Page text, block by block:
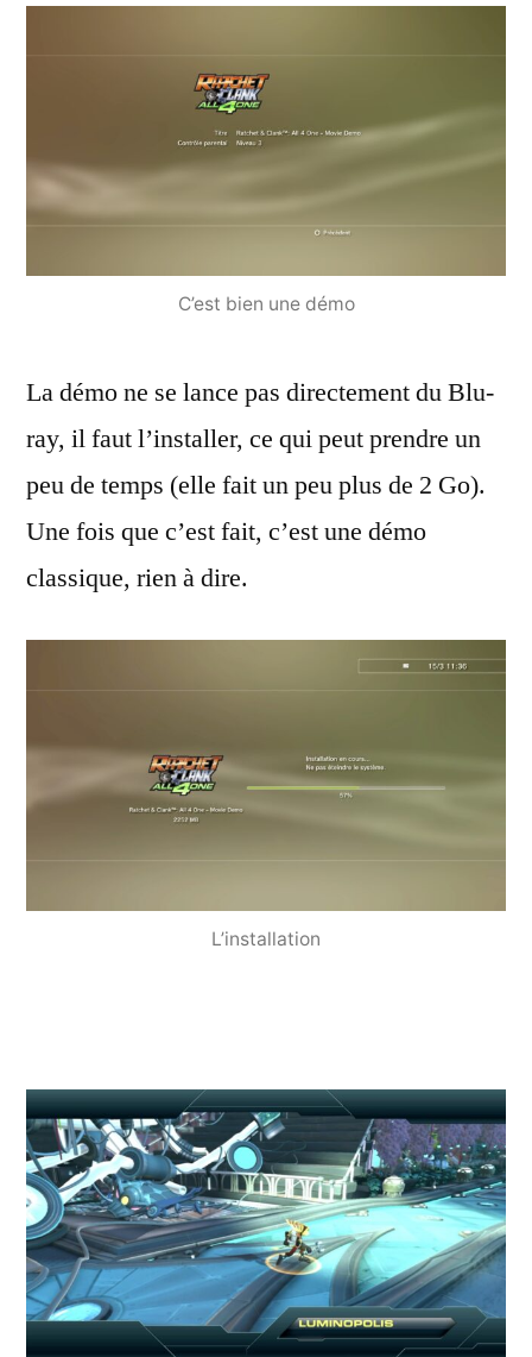
C’est bien une démo
La démo ne se lance pas directement du Blu-
ray, il faut l’installer, ce qui peut prendre un
peu de temps (elle fait un peu plus de 2 Go).
Une fois que c’est fait, c’est une démo
classique, rien à dire.
L’installation